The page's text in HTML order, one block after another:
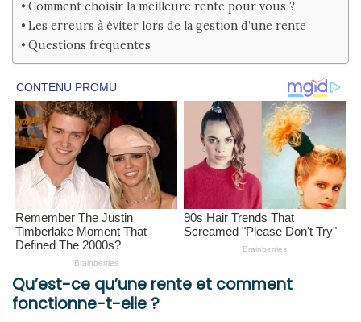
Comment choisir la meilleure rente pour vous ?
Les erreurs à éviter lors de la gestion d’une rente
Questions fréquentes
Qu’est-ce qu’une rente et comment
fonctionne-t-elle ?